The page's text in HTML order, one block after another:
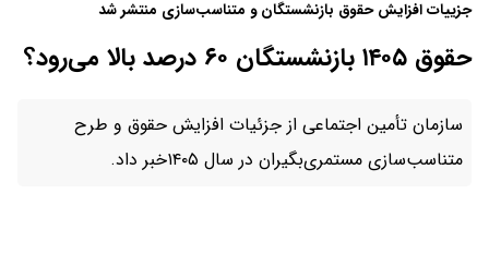
جزییات افزایش حقوق بازنشستگان و متناسب‌سازی منتشر شد
حقوق ۱۴۰۵ بازنشستگان ۶۰ درصد بالا می‌رود؟
سازمان تأمین اجتماعی از جزئیات افزایش حقوق و طرح
متناسب‌سازی مستمری‌بگیران در سال ۱۴۰۵خبر داد.